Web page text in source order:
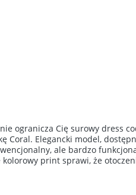
ogranicza Cię surowy dress
Coral. Elegancki model,
ale bardzo
kolorowy print sprawi, że